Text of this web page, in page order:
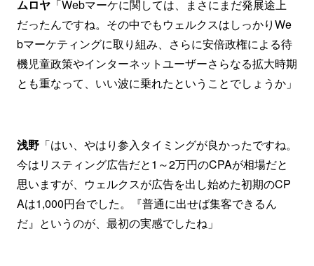
ムロヤ 「Webマーケに関しては、まさにまだ発展途上
だったんですね。その中でもウェルクスはしっかりWe
bマーケティングに取り組み、さらに安倍政権による待
機児童政策やインターネットユーザーさらなる拡大時期
とも重なって、いい波に乗れたということでしょうか」
浅野 「はい、やはり参入タイミングが良かったですね。
今はリスティング広告だと1～2万円のCPAが相場だと
思いますが、ウェルクスが広告を出し始めた初期のCP
Aは1,000円台でした。『普通に出せば集客できるん
だ』というのが、最初の実感でしたね」